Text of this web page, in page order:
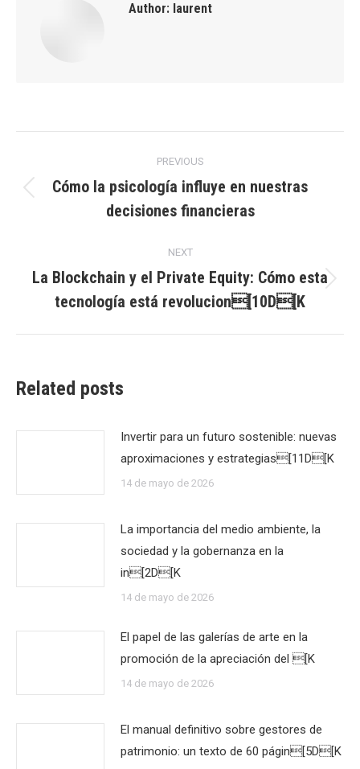
Author: laurent
navigation
PREVIOUS
Previous
post:
Cómo la psicología influye en nuestras
decisiones financieras
NEXT
post:
La Blockchain y el Private Equity: Cómo esta
tecnología está revolucion[10D[K
Related posts
Invertir para un futuro sostenible: nuevas
aproximaciones y estrategias[11D[K
14 de mayo de 2026
La importancia del medio ambiente, la
sociedad y la gobernanza en la
in[2D[K
14 de mayo de 2026
El papel de las galerías de arte en la
promoción de la apreciación del [K
14 de mayo de 2026
El manual definitivo sobre gestores de
patrimonio: un texto de 60 págin[5D[K